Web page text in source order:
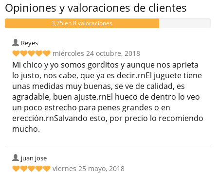
Opiniones y valoraciones de clientes
3,75 en 8 valoraciones
Reyes
miércoles 24 octubre, 2018
Mi chico y yo somos gorditos y aunque nos aprieta
lo justo, nos cabe, que ya es decir.rnEl juguete tiene
unas medidas muy buenas, se ve de calidad, es
agradable, buen ajuste.rnEl hueco de dentro lo veo
un poco estrecho para penes grandes o en
erección.rnSalvando esto, por precio lo recomiendo
mucho.
juan jose
viernes 25 mayo, 2018